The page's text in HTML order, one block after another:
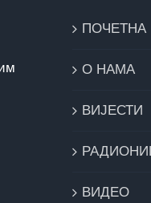
ПОЧЕТНА
О НАМА
ВИЈЕСТИ
ВИДЕО